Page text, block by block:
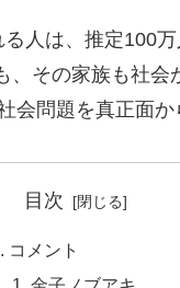
人は、推定100
、その家族も社
問題を真正面か
目次
コメント